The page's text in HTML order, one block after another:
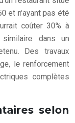
et n’ayant pas été
coûter 30% à
dans un
Des travaux
le renforcement
complètes
selon